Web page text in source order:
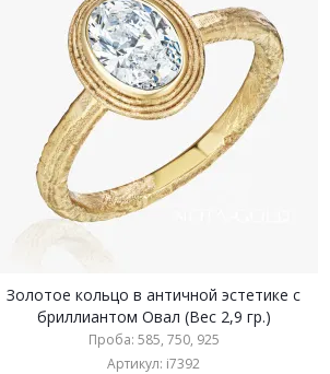
Золотое кольцо в античной эстетике с
бриллиантом Овал (Вес 2,9 гр.)
Проба: 585, 750, 925
Артикул: i7392